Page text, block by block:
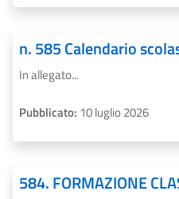
n. 585 Calendario
In allegato...
Pubblicato: 10 luglio 2026